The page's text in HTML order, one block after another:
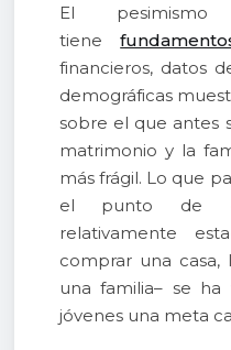
El
tiene
financieros, datos
demográficas
sobre el que antes
matrimonio y la
más frágil. Lo que
el punto de
relativamente
comprar una
una familia– se
jóvenes una meta